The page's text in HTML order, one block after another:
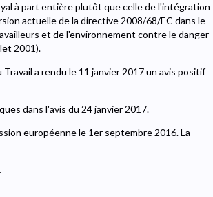
à part entière plutôt que celle de l'intégration
actuelle de la directive 2008/68/EC dans le
et de l'environnement contre le danger
2001).
a rendu le 11 janvier 2017 un avis positif
dans l'avis du 24 janvier 2017.
européenne le 1er septembre 2016. La